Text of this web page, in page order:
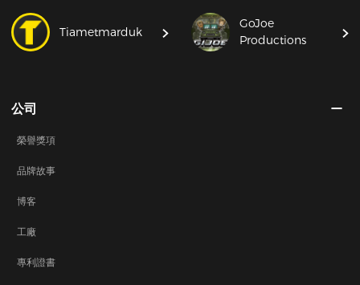
Tiametmarduk
GoJoe
Productions
公司
榮譽獎項
品牌故事
博客
工廠
專利證書